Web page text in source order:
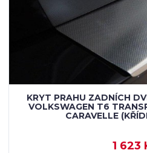
KRYT PRAHU ZADNÍCH
VOLKSWAGEN T6
CARAVELLE
1 623